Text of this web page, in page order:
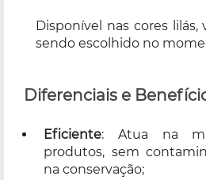
Disponível nas cores
sendo escolhido no
Diferenciais e
Eficiente: Atua na
produtos, sem
na conservação;